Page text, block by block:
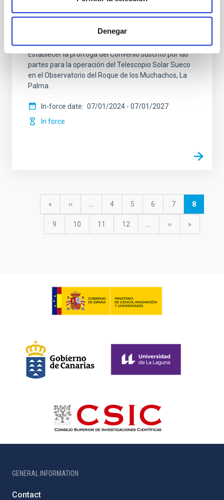
Denegar
Universitet y el Instituto de Astrofísica de
Solar Sueco en el ORM
Establecer la prórroga del Convenio suscrito por las
partes para la operación del Telescopio Solar Sueco
en el Observatorio del Roque de los Muchachos, La
Palma.
In-force date 07/01/2024 - 07/01/2027
In force
First
«
Previous
‹‹ Page
4 Page
5 Page
6 Page
7
Current
8
Page
9 Page
10 Page
11 Page
12
Next
››
last
»
GENERAL INFORMATION
Contact